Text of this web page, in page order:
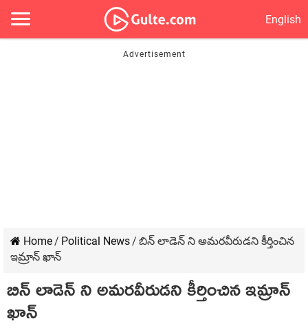
English
Home/ Political News/ బిన్ లాడెన్ ని అమరవీరుడని కీర్తించిన
ఇమ్రాన్ ఖాన్
బిన్ లాడెన్ ని అమరవీరుడని కీర్తించిన ఇమ్రాన్
ఖాన్